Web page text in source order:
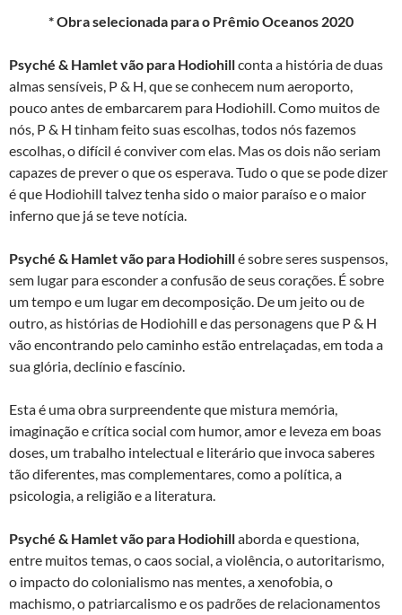
* Obra selecionada para o Prêmio Oceanos 2020
Psyché & Hamlet vão para Hodiohillconta a história de duas
almas sensíveis, P & H, que se conhecem num aeroporto,
pouco antes de embarcarem para Hodiohill. Como muitos de
nós, P & H tinham feito suas escolhas, todos nós fazemos
escolhas, o difícil é conviver com elas. Mas os dois não seriam
capazes de prever o que os esperava. Tudo o que se pode dizer
é que Hodiohill talvez tenha sido o maior paraíso e o maior
inferno que já se teve notícia.
Psyché & Hamlet vão para Hodiohillé sobre seres suspensos,
sem lugar para esconder a confusão de seus corações. É sobre
um tempo e um lugar em decomposição. De um jeito ou de
outro, as histórias de Hodiohill e das personagens que P & H
vão encontrando pelo caminho estão entrelaçadas, em toda a
sua glória, declínio e fascínio.
Esta é uma obra surpreendente que mistura memória,
imaginação e crítica social com humor, amor e leveza em boas
doses, um trabalho intelectual e literário que invoca saberes
tão diferentes, mas complementares, como a política, a
psicologia, a religião e a literatura.
Psyché & Hamlet vão para Hodiohillaborda e questiona,
entre muitos temas, o caos social, a violência, o autoritarismo,
o impacto do colonialismo nas mentes, a xenofobia, o
machismo, o patriarcalismo e os padrões de relacionamentos